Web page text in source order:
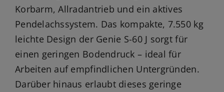
Korbarm, Allradantrieb und ein aktives
Pendelachssystem. Das kompakte, 7.550 kg
leichte Design der Genie S-60 J sorgt für
einen geringen Bodendruck – ideal für
Arbeiten auf empfindlichen Untergründen.
Darüber hinaus erlaubt dieses geringe